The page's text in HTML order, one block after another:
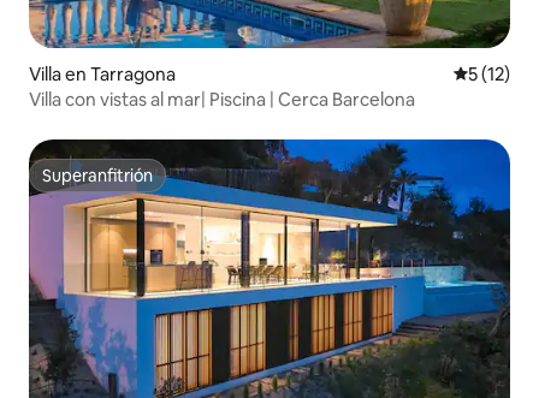
Villa en Tarragona
5 (12)
Villa con vistas al mar| Piscina | Cerca Barcelona
Superanfitrión
Superanfitrión